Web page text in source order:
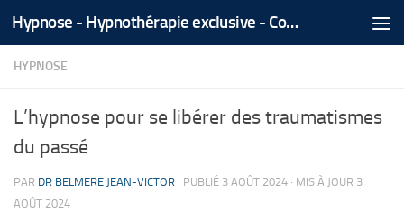
Skip to content Hypnose - Hypnothérapie exclusive - Coaching Médical Spécialisé - Tél/Whatsapp +212 666 535 866
HYPNOSE
L’hypnose pour se libérer des traumatismes
du passé
PAR DR BELMERE JEAN-VICTOR · PUBLIÉ 3 AOÛT 2024 · MIS À JOUR 3
AOÛT 2024